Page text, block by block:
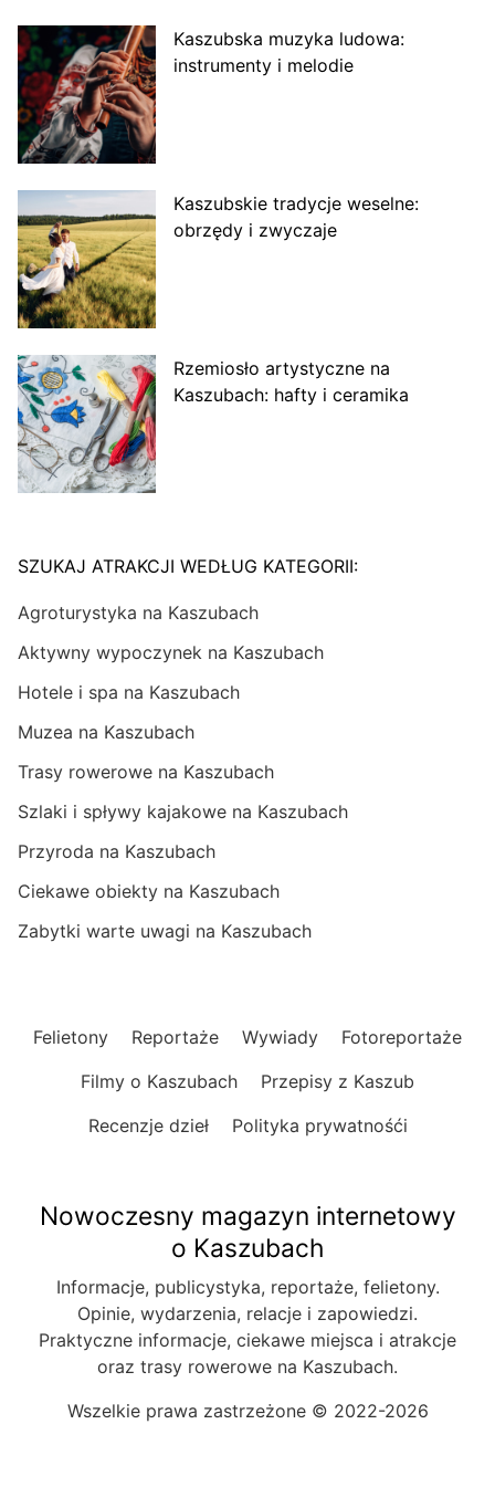
Kaszubska muzyka ludowa:
instrumenty i melodie
Kaszubskie tradycje weselne:
obrzędy i zwyczaje
Rzemiosło artystyczne na
Kaszubach: hafty i ceramika
SZUKAJ ATRAKCJI WEDŁUG KATEGORII:
Agroturystyka na Kaszubach
Aktywny wypoczynek na Kaszubach
Hotele i spa na Kaszubach
Muzea na Kaszubach
Trasy rowerowe na Kaszubach
Szlaki i spływy kajakowe na Kaszubach
Przyroda na Kaszubach
Ciekawe obiekty na Kaszubach
Zabytki warte uwagi na Kaszubach
Felietony Reportaże Wywiady
Fotoreportaże
Filmy o Kaszubach
Przepisy z Kaszub
Recenzje dzieł
Polityka prywatnośći
Nowoczesny magazyn internetowy
o Kaszubach
Informacje, publicystyka, reportaże, felietony.
Opinie, wydarzenia, relacje i zapowiedzi.
Praktyczne informacje, ciekawe miejsca i atrakcje
oraz trasy rowerowe na Kaszubach.
Wszelkie prawa zastrzeżone © 2022-2026